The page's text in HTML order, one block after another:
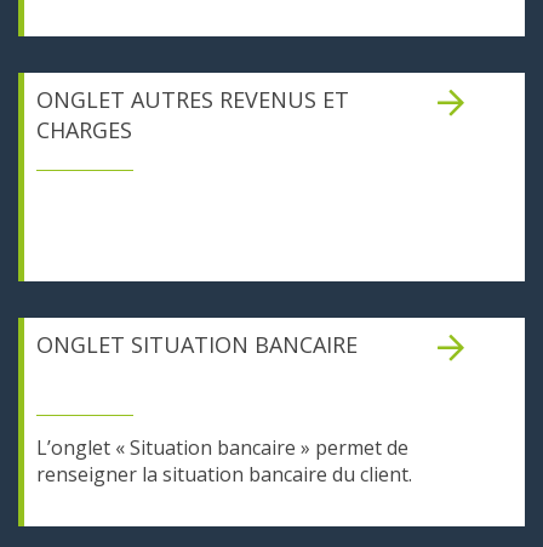
ONGLET AUTRES REVENUS ET
CHARGES
ONGLET SITUATION BANCAIRE
L’onglet « Situation bancaire » permet de
renseigner la situation bancaire du client.